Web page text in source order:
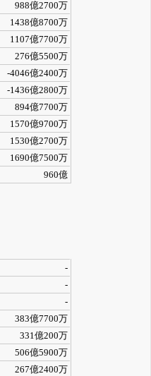
988億2700万
1438億8700万
1107億7700万
276億5500万
-4046億2400万
-1436億2800万
894億7700万
1570億9700万
1530億2700万
1690億7500万
960億
-
-
-
383億7700万
331億200万
506億5900万
267億2400万